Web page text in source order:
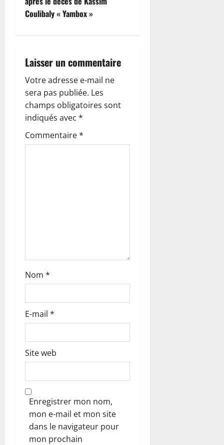
g
t
i
o
n
d
c
l
e
Coulibaly « Yambox »
Laisser un commentaire
Votre adresse e-mail ne
sera pas publiée. Les
champs obligatoires sont
indiqués avec *
Commentaire*
Nom *
E-mail *
Site web
Enregistrer mon nom,
mon e-mail et mon site
dans le navigateur pour
mon prochain